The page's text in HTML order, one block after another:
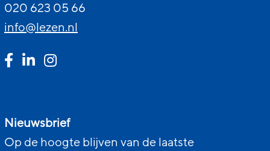
020 623 05 66
info@lezen.nl
Nieuwsbrief
Op de hoogte blijven van de laatste